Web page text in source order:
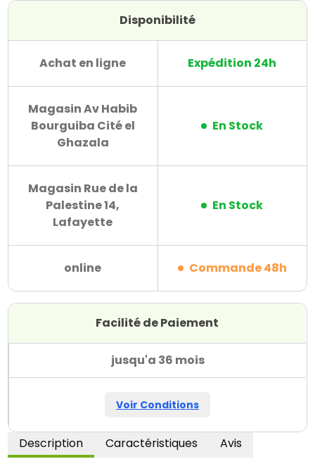
Disponibilité
Achat en ligne Expédition 24h
Magasin Av Habib
Bourguiba Cité el
Ghazala
En Stock
Magasin Rue de la
Palestine 14,
Lafayette
En Stock
online Commande 48h
Facilité de Paiement
jusqu'a 36 mois
Voir Conditions
Description Caractéristiques Avis